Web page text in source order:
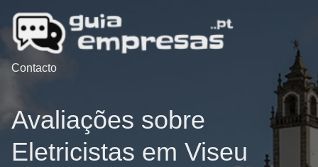
Contacto
Avaliações sobre
Eletricistas em Viseu